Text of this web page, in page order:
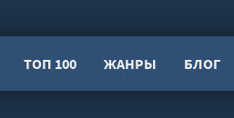
ТОП 100 ЖАНРЫ БЛОГ